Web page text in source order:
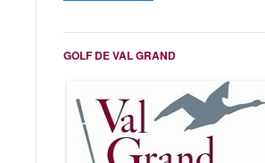
GOLF DE VAL GRAND